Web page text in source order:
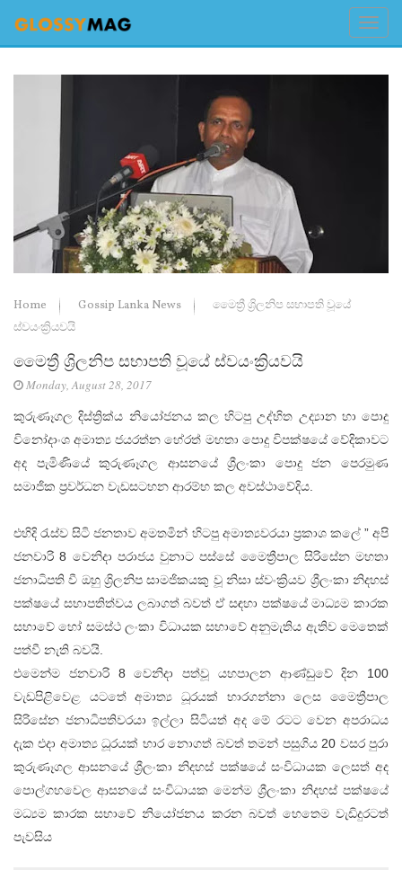
Home Gossip Lanka News
මෛත්‍රී ශ්‍රිලනිප සභාපති වූයේ
ස්වයංක්‍රියවයි
මෛත්‍රී ශ්‍රිලනිප සභාපති වූයේ ස්වයංක්‍රියවයි
Monday, August 28, 2017
කුරුණෑගල දිස්ත්‍රික්ය නියෝජනය කල හිටපු උද්භිත උද්‍යාන හා පොදු
විනෝදාංශ අමාත්‍ය ජයරත්න හේරත් මහතා පොදු විපක්ෂයේ වේදිකාවට
අද පැමිණියේ කුරුණෑගල ආසනයේ ශ්‍රීලංකා පොදු ජන පෙරමුණ
සමාජික ප්‍රවර්ධන වැඩසටහන ආරම්භ කල අවස්ථාවේදිය.
එහිදි රැස්ව සිටි ජනතාව අමතමින් හිටපු අමාත්‍යවරයා ප්‍රකාශ කලේ ” අපි
ජනවාරි 8 වෙනිදා පරාජය වුනාට පස්සේ මෛත්‍රීපාල සිරිසේන මහතා
ජනාධිපති වී ඔහු ශ්‍රිලනිප සාමජිකයකු වූ නිසා ස්වංක්‍රියව ශ්‍රීලංකා නිදහස්
පක්ෂයේ සභාපතිත්වය ලබාගත් බවත් ඒ සඳහා පක්ෂයේ මාධ්‍යම කාරක
සභාවේ හෝ සමස්ථ ලංකා විධායක සභාවේ අනුමැතිය ඇතිව මෙතෙක්
පත්වී නැති බවයි.
එමෙන්ම ජනවාරි 8 වෙනිදා පත්වූ යහපාලන ආණ්ඩුවේ දින 100
වැඩපිළිවෙළ යටතේ අමාත්‍ය ධූරයක් භාරගන්නා ලෙස මෛත්‍රීපාල
සිරිසේන ජනාධිපතිවරයා ඉල්ලා සිටියත් අද මේ රටට වෙන අපරාධය
දැක එදා අමාත්‍ය ධූරයක් භාර නොගත් බවත් තමන් පසුගිය 20 වසර පුරා
කුරුණෑගල ආසනයේ ශ්‍රීලංකා නිදහස් පක්ෂයේ සංවිධායක ලෙසත් අද
පොල්ගහවෙල ආසනයේ සංවිධායක මෙන්ම ශ්‍රීලංකා නිදහස් පක්ෂයේ
මධ්‍යම කාරක සභාවේ නියෝජනය කරන බවත් හෙතෙම වැඩිදුරටත්
පැවසිය